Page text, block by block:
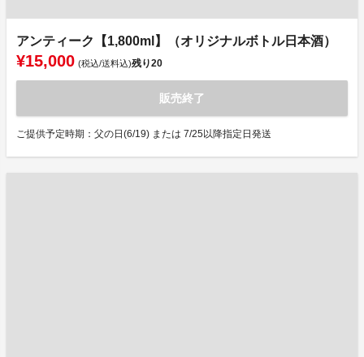
アンティーク【1,800ml】（オリジナルボトル日本酒）
¥15,000 (税込/送料込)残り20
販売終了
ご提供予定時期：父の日(6/19) または 7/25以降指定日発送